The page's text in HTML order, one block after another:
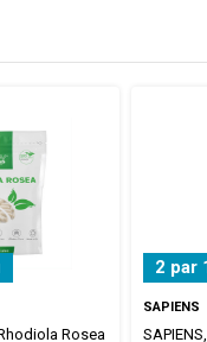
Rosea
2 par
SAPIENS